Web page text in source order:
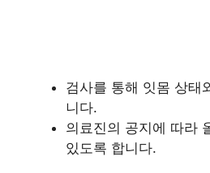
검사를 통해 잇몸 상태
니다.
의료진의 공지에 따라
있도록 합니다.